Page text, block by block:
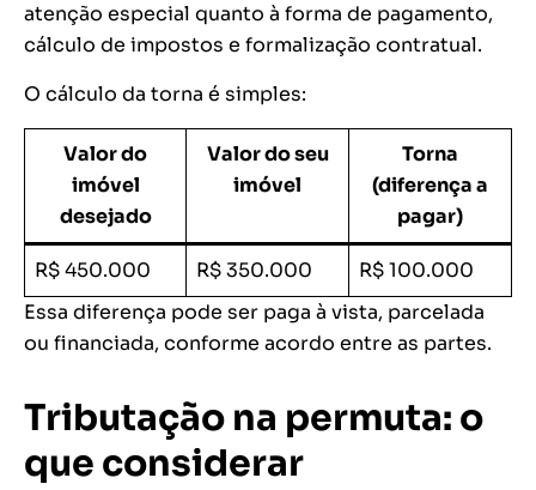
atenção especial quanto à forma de pagamento,
cálculo de impostos e formalização contratual.
O cálculo da torna é simples:
Valor do
imóvel
desejado
Valor do seu
imóvel
Torna
(diferença a
pagar)
R$ 450.000 R$ 350.000
R$ 100.000
Essa diferença pode ser paga à vista, parcelada
ou financiada, conforme acordo entre as partes.
Tributação na permuta: o
que considerar